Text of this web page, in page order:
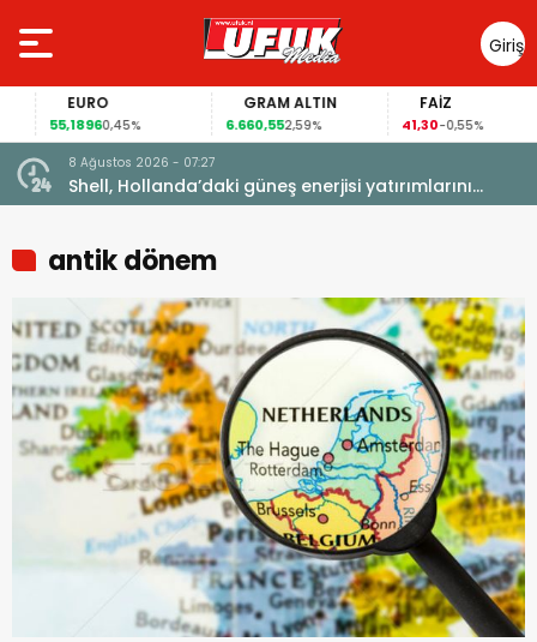
Giriş
Yap
EURO
55,18960,45%
GRAM ALTIN
6.660,552,59%
FAİZ
41,30-0,55%
8 Ağustos 2026 - 07:27
Shell, Hollanda’daki güneş enerjisi yatırımlarını
elden çıkarıyor
antik dönem